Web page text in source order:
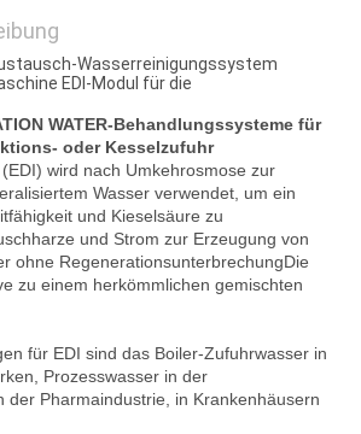
Wasserreinigungssystem
EDI-Modul für die
WATER-Behandlungssysteme für
oder Kesselzufuhr
wird nach Umkehrosmose zur
Wasser verwendet, um ein
und Kieselsäure zu
und Strom zur Erzeugung von
ohne RegenerationsunterbrechungDie
zu einem herkömmlichen gemischten
für EDI sind das Boiler-Zufuhrwasser in
Prozesswasser in der
der Pharmaindustrie, in Krankenhäusern